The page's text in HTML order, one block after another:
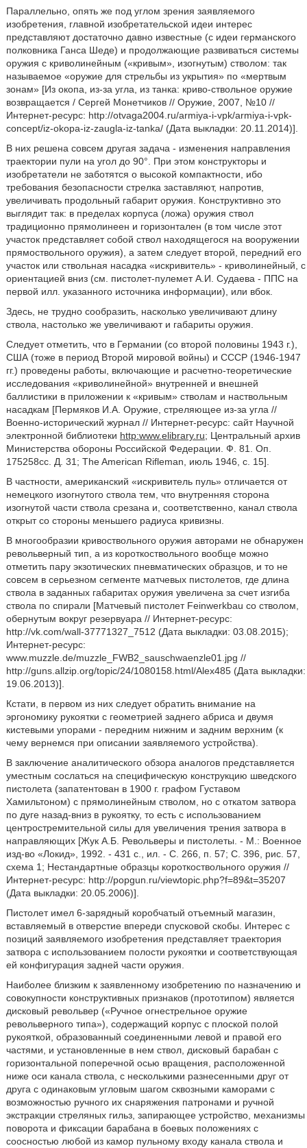
Параллельно, опять же под углом зрения заявляемого
изобретения, главной изобретательской идеи интерес
представляют достаточно давно известные (с идеи германского
полковника Ганса Шеде) и продолжающие развиваться системы
оружия с криволинейным («кривым», изогнутым) стволом: так
называемое «оружие для стрельбы из укрытия» по «мертвым
зонам» [Из окопа, из-за угла, из танка: криво-ствольное оружие
возвращается / Сергей Монетчиков // Оружие, 2007, №10 //
Интернет-ресурс: http://otvaga2004.ru/armiya-i-vpk/armiya-i-vpk-
concept/iz-okopa-iz-zaugla-iz-tanka/ (Дата выкладки: 20.11.2014)].
В них решена совсем другая задача - изменения направления
траектории пули на угол до 90°. При этом конструкторы и
изобретатели не заботятся о высокой компактности, ибо
требования безопасности стрелка заставляют, напротив,
увеличивать продольный габарит оружия. Конструктивно это
выглядит так: в пределах корпуса (ложа) оружия ствол
традиционно прямолинеен и горизонтален (в том числе этот
участок представляет собой ствол находящегося на вооружении
прямоствольного оружия), а затем следует второй, передний его
участок или ствольная насадка «искривитель» - криволинейный, с
ориентацией вниз (см. пистолет-пулемет А.И. Судаева - ППС на
первой илл. указанного источника информации), или вбок.
Здесь, не трудно сообразить, насколько увеличивают длину
ствола, настолько же увеличивают и габариты оружия.
Следует отметить, что в Германии (со второй половины 1943 г.),
США (тоже в период Второй мировой войны) и СССР (1946-1947
гг.) проведены работы, включающие и расчетно-теоретические
исследования «криволинейной» внутренней и внешней
баллистики в приложении к «кривым» стволам и наствольным
насадкам [Пермяков И.А. Оружие, стреляющее из-за угла //
Военно-исторический журнал // Интернет-ресурс: сайт Научной
электронной библиотеки http:www.elibrary.ru; Центральный архив
Министерства обороны Российской Федерации. Ф. 81. Оп.
175258cc. Д. 31; The American Rifleman, июль 1946, с. 15].
В частности, американский «искривитель пуль» отличается от
немецкого изогнутого ствола тем, что внутренняя сторона
изогнутой части ствола срезана и, соответственно, канал ствола
открыт со стороны меньшего радиуса кривизны.
В многообразии кривоствольного оружия авторами не обнаружен
револьверный тип, а из короткоствольного вообще можно
отметить пару экзотических пневматических образцов, и то не
совсем в серьезном сегменте матчевых пистолетов, где длина
ствола в заданных габаритах оружия увеличена за счет изгиба
ствола по спирали [Матчевый пистолет Feinwerkbau со стволом,
обернутым вокруг резервуара // Интернет-ресурс:
http://vk.com/wall-37771327_7512 (Дата выкладки: 03.08.2015);
Интернет-ресурс:
www.muzzle.de/muzzle_FWB2_sauschwaenzle01.jpg //
http://guns.allzip.org/topic/24/1080158.html/Alex485 (Дата выкладки:
19.06.2013)].
Кстати, в первом из них следует обратить внимание на
эргономику рукоятки с геометрией заднего абриса и двумя
кистевыми упорами - передним нижним и задним верхним (к
чему вернемся при описании заявляемого устройства).
В заключение аналитического обзора аналогов представляется
уместным сослаться на специфическую конструкцию шведского
пистолета (запатентован в 1900 г. графом Густавом
Хамильтоном) с прямолинейным стволом, но с откатом затвора
по дуге назад-вниз в рукоятку, то есть с использованием
центростремительной силы для увеличения трения затвора в
направляющих [Жук А.Б. Револьверы и пистолеты. - М.: Военное
изд-во «Локид», 1992. - 431 с., ил. - С. 266, п. 57; С. 396, рис. 57,
схема 1; Нестандартные образцы короткоствольного оружия //
Интернет-ресурс: http://popgun.ru/viewtopic.php?f=89&t=35207
(Дата выкладки: 20.05.2006)].
Пистолет имел 6-зарядный коробчатый отъемный магазин,
вставляемый в отверстие впереди спусковой скобы. Интерес с
позиций заявляемого изобретения представляет траектория
затвора с использованием полости рукоятки и соответствующая
ей конфигурация задней части оружия.
Наиболее близким к заявленному изобретению по назначению и
совокупности конструктивных признаков (прототипом) является
дисковый револьвер («Ручное огнестрельное оружие
револьверного типа»), содержащий корпус с плоской полой
рукояткой, образованный соединенными левой и правой его
частями, и установленные в нем ствол, дисковый барабан с
горизонтальной поперечной осью вращения, расположенной
ниже оси канала ствола, с несколькими разнесенными друг от
друга с одинаковым угловым шагом сквозными каморами с
возможностью ручного их снаряжения патронами и ручной
экстракции стреляных гильз, запирающее устройство, механизмы
поворота и фиксации барабана в боевых положениях с
соосностью любой из камор пульному входу канала ствола и